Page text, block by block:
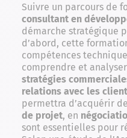
Suivre un parcours de
consultant en
démarche stratégique
d’abord, cette
compétences
comprendre et
stratégies
relations avec les
permettra d’acquérir
de projet, en
sont essentielles pour